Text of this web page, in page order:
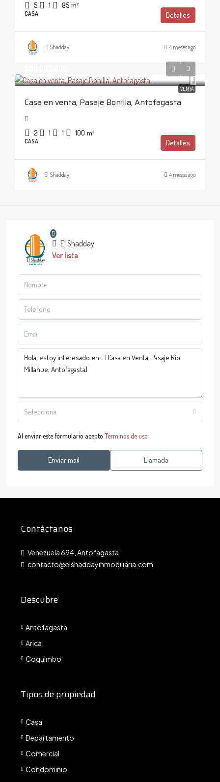
5 1 85 m²
CASA Detalles
El Shadday 4 meses ago
VENTA
Casa en venta, Pasaje Bonilla, Antofagasta
2 1 1 100 m²
CASA Detalles
El Shadday 4 meses ago
El Shadday
Ver lista
Selecciona
Al enviar este formulario acepto Términos de uso
Enviar mail Llamada
Contáctanos
Venezuela 694, Antofagasta
contacto@elshaddayinmobiliaria.com
Descubre
Antofagasta
Arica
Coquimbo
Tipos de propiedad
Casa
Departamento
Comercial
Condominio